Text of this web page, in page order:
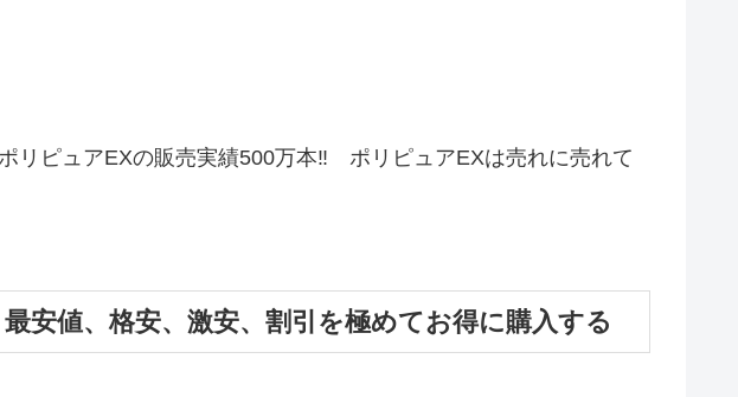
リピュアEXの販売実績500万本‼ ポリピュアEXは売れに売れて
安値、格安、激安、割引を極めてお得に購入する